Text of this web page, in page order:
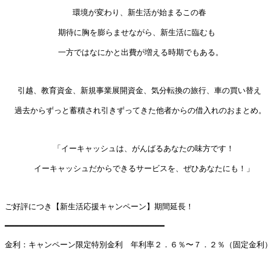
              環境が変わり、新生活が始まるこの春
           期待に胸を膨らませながら、新生活に臨むも
           一方ではなにかと出費が増える時期でもある。
引越、教育資金、新規事業展開資金、気分転換の旅行、車の買い替え
  過去からずっと蓄積され引きずってきた他者からの借入れのおまとめ。
          「イーキャッシュは、がんばるあなたの味方です！
      イーキャッシュだからできるサービスを、ぜひあなたにも！」
ご好評につき【新生活応援キャンペーン】期間延長！
━━━━━━━━━━━━━━━━━━━━━━━━━━━━━━━━━
金利：キャンペーン限定特別金利　年利率２．６％〜７．２％（固定金利